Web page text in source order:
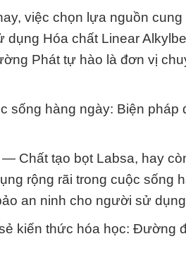
việc chọn lựa nguồn
dụng Hóa chất Linear
Phát tự hào là đơn vị
sống hàng ngày: Biện
Chất tạo bọt Labsa, hay
rộng rãi trong cuộc sống
an ninh cho người sử
kiến thức hóa học: Đường